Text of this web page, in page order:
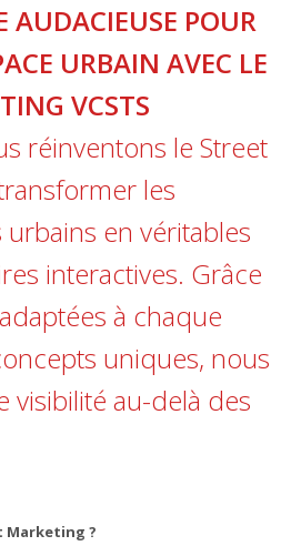
AUDACIEUSE POUR
URBAIN AVEC LE
VCSTS
réinventons le Street
les
en véritables
interactives. Grâce
à chaque
uniques, nous
visibilité au-delà des
Marketing ?